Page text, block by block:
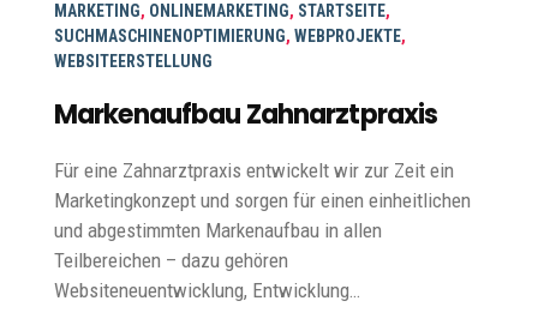
MARKETING, ONLINEMARKETING, STARTSEITE,
SUCHMASCHINENOPTIMIERUNG, WEBPROJEKTE,
WEBSITEERSTELLUNG
Markenaufbau Zahnarztpraxis
Für eine Zahnarztpraxis entwickelt wir zur Zeit ein
Marketingkonzept und sorgen für einen einheitlichen
und abgestimmten Markenaufbau in allen
Teilbereichen – dazu gehören
Websiteneuentwicklung, Entwicklung…